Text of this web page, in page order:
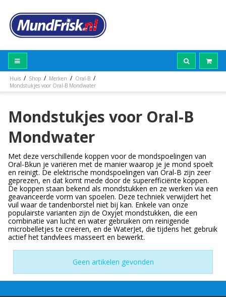
Huis / Shop / Merken / Oral-B /
Mondstukjes voor Oral-B Mondwater
Mondstukjes voor Oral-B
Mondwater
Met deze verschillende koppen voor de mondspoelingen van
Oral-Bkun je variëren met de manier waarop je je mond spoelt
en reinigt. De elektrische mondspoelingen van Oral-B zijn zeer
geprezen, en dat komt mede door de superefficiënte koppen.
De koppen staan bekend als mondstukken en ze werken via een
geavanceerde vorm van spoelen. Deze techniek verwijdert het
vuil waar de tandenborstel niet bij kan. Enkele van onze
populairste varianten zijn de Oxyjet mondstukken, die een
combinatie van lucht en water gebruiken om reinigende
microbelletjes te creëren, en de WaterJet, die tijdens het gebruik
actief het tandvlees masseert en bewerkt.
Geen artikelen gevonden